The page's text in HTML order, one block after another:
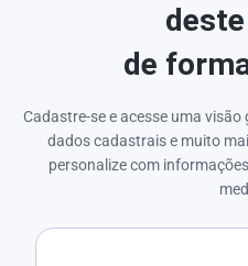
deste
de
Cadastre-se e acesse uma
dados cadastrais e muito
personalize com